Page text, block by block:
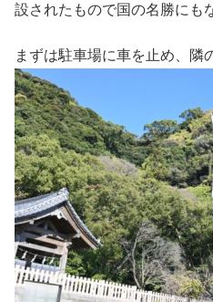
設されたもので国の名勝にも
まずは駐車場に車を止め、隣